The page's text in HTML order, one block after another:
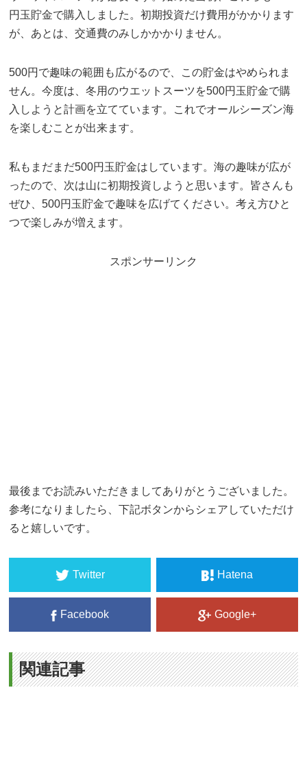
円玉貯金で購入しました。初期投資だけ費用がかかります
が、あとは、交通費のみしかかかりません。
500円で趣味の範囲も広がるので、この貯金はやめられま
せん。今度は、冬用のウエットスーツを500円玉貯金で購
入しようと計画を立てています。これでオールシーズン海
を楽しむことが出来ます。
私もまだまだ500円玉貯金はしています。海の趣味が広が
ったので、次は山に初期投資しようと思います。皆さんも
ぜひ、500円玉貯金で趣味を広げてください。考え方ひと
つで楽しみが増えます。
スポンサーリンク
最後までお読みいただきましてありがとうございました。
参考になりましたら、下記ボタンからシェアしていただけ
ると嬉しいです。
Twitter Hatena
Facebook Google+
関連記事